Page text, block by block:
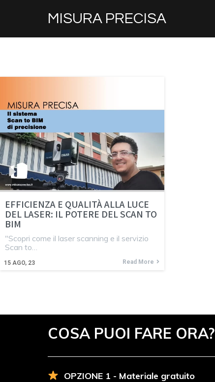
MISURA PRECISA
EFFICIENZA E QUALITÀ ALLA LUCE
DEL LASER: IL POTERE DEL SCAN TO
BIM
15 AGO, 23
"Scopri come il laser scanning e il servizio
Scan to…
Read More
COSA PUOI FARE ORA?
OPZIONE 1 - Materiale gratuito